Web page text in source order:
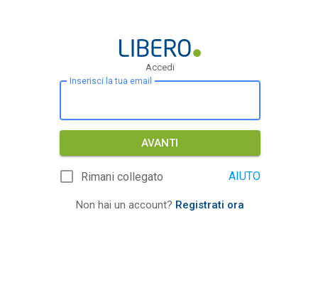
Accedi
Inserisci la tua email
AVANTI
Rimani collegato AIUTO
Non hai un account? Registrati ora